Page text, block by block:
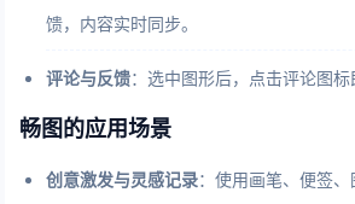
馈，内容实时同步。
评论与反馈：选中图形后，点击评论图标
畅图的应用场景
创意激发与灵感记录：使用画笔、便签